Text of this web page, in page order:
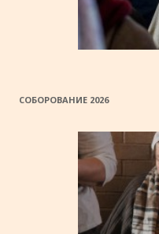
СОБОРОВАНИЕ 2026